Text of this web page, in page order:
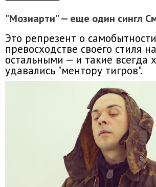
"Мозиарти" — еще один сингл
Это репрезент о
превосходстве своего стиля
остальными — и такие всегда
удавались "ментору тигров".